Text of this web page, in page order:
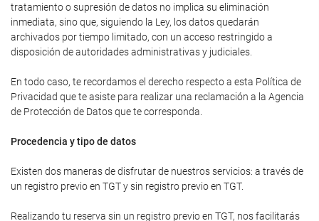
tratamiento o supresión de datos no implica su eliminación
inmediata, sino que, siguiendo la Ley, los datos quedarán
archivados por tiempo limitado, con un acceso restringido a
disposición de autoridades administrativas y judiciales.
En todo caso, te recordamos el derecho respecto a esta Política de
Privacidad que te asiste para realizar una reclamación a la Agencia
de Protección de Datos que te corresponda.
Procedencia y tipo de datos
Existen dos maneras de disfrutar de nuestros servicios: a través de
un registro previo en TGT y sin registro previo en TGT.
Realizando tu reserva sin un registro previo en TGT, nos facilitarás